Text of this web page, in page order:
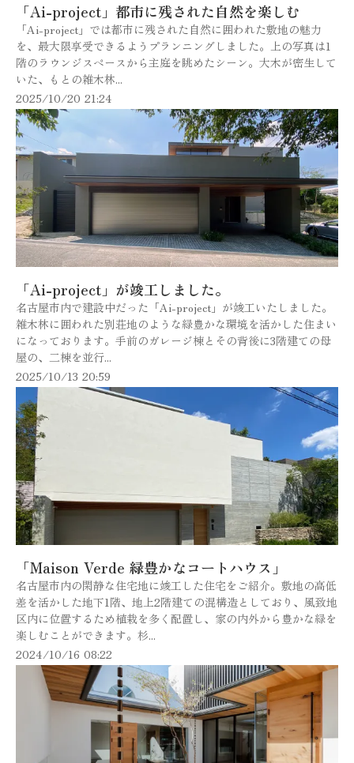
「Ai-project」都市に残された自然を楽しむ
「Ai-project」では都市に残された自然に囲われた敷地の魅力
を、最大限享受できるようプランニングしました。上の写真は1
階のラウンジスペースから主庭を眺めたシーン。大木が密生して
いた、もとの雑木林...
2025/10/20 21:24
「Ai-project」が竣工しました。
名古屋市内で建設中だった「Ai-project」が竣工いたしました。
雑木林に囲われた別荘地のような緑豊かな環境を活かした住まい
になっております。手前のガレージ棟とその背後に3階建ての母
屋の、二棟を並行...
2025/10/13 20:59
「Maison Verde 緑豊かなコートハウス」
名古屋市内の閑静な住宅地に竣工した住宅をご紹介。敷地の高低
差を活かした地下1階、地上2階建ての混構造としており、風致地
区内に位置するため植栽を多く配置し、家の内外から豊かな緑を
楽しむことができます。杉...
2024/10/16 08:22